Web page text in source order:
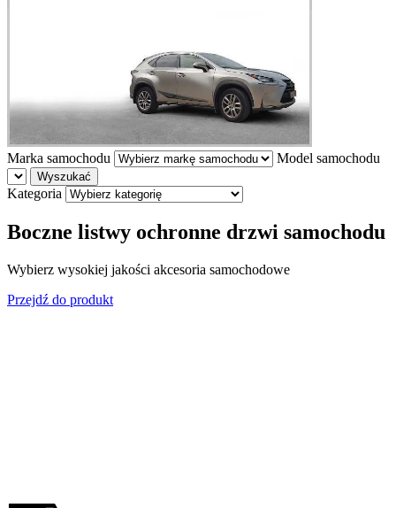
Marka samochodu Model samochodu
Wyszukać
Kategoria
Boczne listwy ochronne drzwi samochodu
Wybierz wysokiej jakości akcesoria samochodowe
Przejdź do produkt